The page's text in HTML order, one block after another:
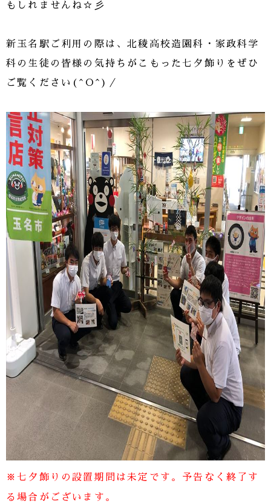
もしれませんね☆彡
新玉名駅ご利用の際は、北稜高校造園科・家政科学
科の生徒の皆様の気持ちがこもった七夕飾りをぜひ
ご覧ください(^O^)／
※七夕飾りの設置期間は未定です。予告なく終了す
る場合がございます。